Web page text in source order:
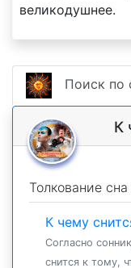
великодушнее.
Поиск по
К
Толкование
К чему
Согласно
снится к тому,